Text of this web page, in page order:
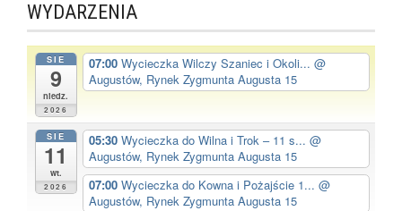
WYDARZENIA
SIE
9
niedz.
2026
07:00 Wycieczka Wilczy Szaniec i Okoli... @
Augustów, Rynek Zygmunta Augusta 15
SIE
11
wt.
2026
05:30 Wycieczka do Wilna i Trok – 11 s... @
Augustów, Rynek Zygmunta Augusta 15
07:00 Wycieczka do Kowna i Pożajście 1... @
Augustów, Rynek Zygmunta Augusta 15